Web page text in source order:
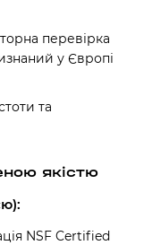
перевірка
у Європі
та
якістю
NSF Certified